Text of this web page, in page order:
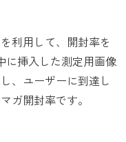
利用して、開封率を
に挿入した測定用画像
、ユーザーに到達し
ガ開封率です。